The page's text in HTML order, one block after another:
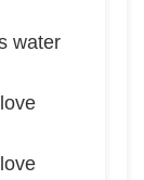
water